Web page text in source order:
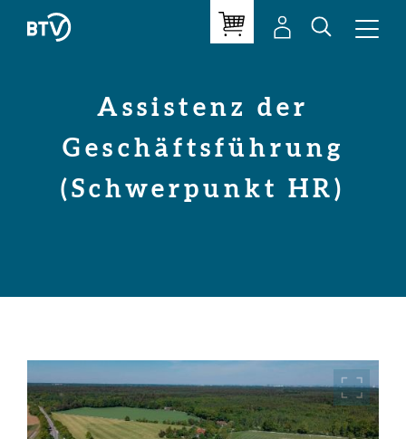
Assistenz der
Geschäftsführung
(Schwerpunkt HR)